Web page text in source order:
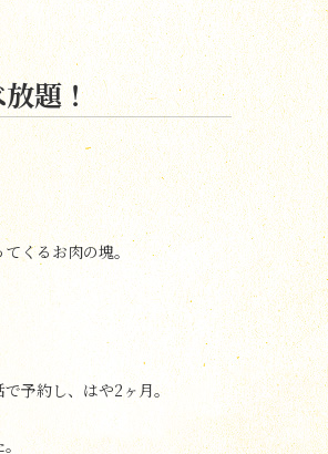
題！
くるお肉の塊。
予約し、はや2ヶ月。